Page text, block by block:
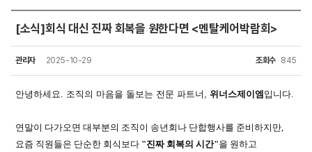
[소식]회식 대신 진짜 회복을 원한다면 <멘탈케어박람회>
관리자 2025-10-29 조회수 845
안녕하세요. 조직의 마음을 돌보는 전문 파트너, 위너스제이엠 입니다.
연말이 다가오면 대부분의 조직이 송년회나 단합행사를 준비하지만,
요즘 직원들은 단순한 회식보다 "진짜 회복의 시간"을 원하고